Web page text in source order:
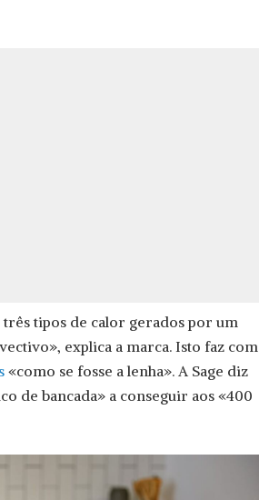
três tipos de calor gerados por um
explica a marca. Isto faz com
«como se fosse a lenha». A Sage diz
de bancada» a conseguir aos «400